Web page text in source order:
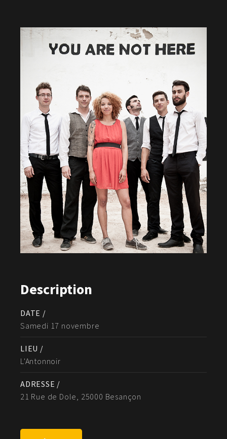
Description
DATE /
Samedi 17 novembre
LIEU /
L'Antonnoir
ADRESSE /
21 Rue de Dole, 25000 Besançon